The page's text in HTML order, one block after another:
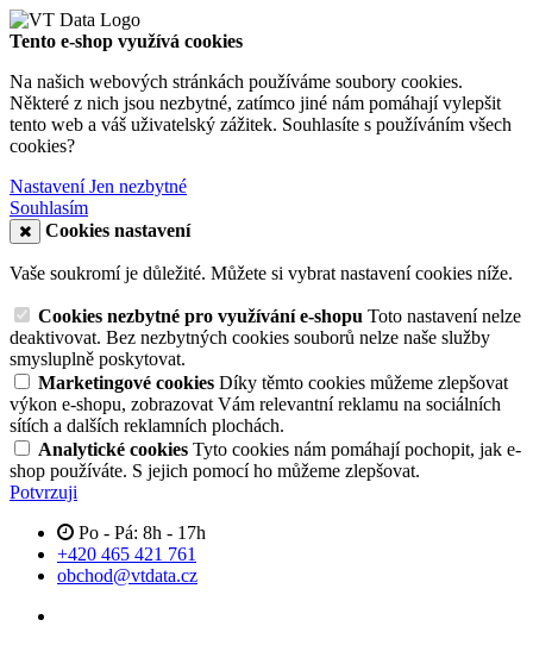
Tento e-shop využívá cookies
Na našich webových stránkách používáme soubory cookies.
Některé z nich jsou nezbytné, zatímco jiné nám pomáhají vylepšit
tento web a váš uživatelský zážitek. Souhlasíte s používáním všech
cookies?
NastaveníJen nezbytné
Souhlasím
Cookies nastavení
Vaše soukromí je důležité. Můžete si vybrat nastavení cookies níže.
Cookies nezbytné pro využívání e-shopu Toto nastavení nelze
deaktivovat. Bez nezbytných cookies souborů nelze naše služby
smysluplně poskytovat.
Marketingové cookies Díky těmto cookies můžeme zlepšovat
výkon e-shopu, zobrazovat Vám relevantní reklamu na sociálních
sítích a dalších reklamních plochách.
Analytické cookies Tyto cookies nám pomáhají pochopit, jak e-
shop používáte. S jejich pomocí ho můžeme zlepšovat.
Potvrzuji
Po - Pá: 8h - 17h
+420 465 421 761
obchod@vtdata.cz